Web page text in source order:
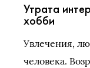
Утрата
хобби
Увлечения,
человека.